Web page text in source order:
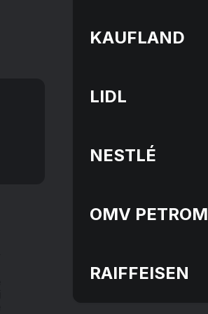
KAUFLAND
LIDL
NESTLÉ
OMV PETROM
RAIFFEISEN